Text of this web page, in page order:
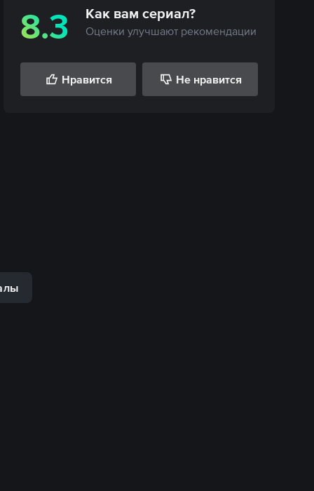
8.3 Как вам сериал?
Оценки улучшают рекомендации
Нравится Не нравится